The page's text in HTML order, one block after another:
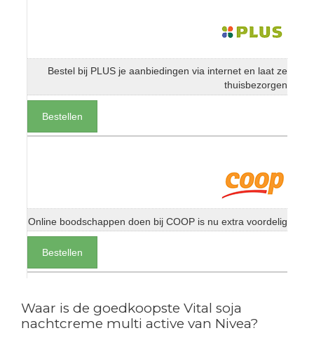
Bestel bij PLUS je aanbiedingen via internet en laat ze
thuisbezorgen
Bestellen
Online boodschappen doen bij COOP is nu extra voordelig
Bestellen
Waar is de goedkoopste Vital soja
nachtcreme multi active van Nivea?